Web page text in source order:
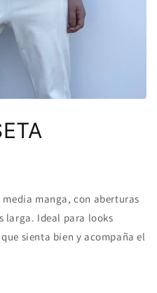
manga, con aberturas
larga. Ideal para looks
sienta bien y acompaña el